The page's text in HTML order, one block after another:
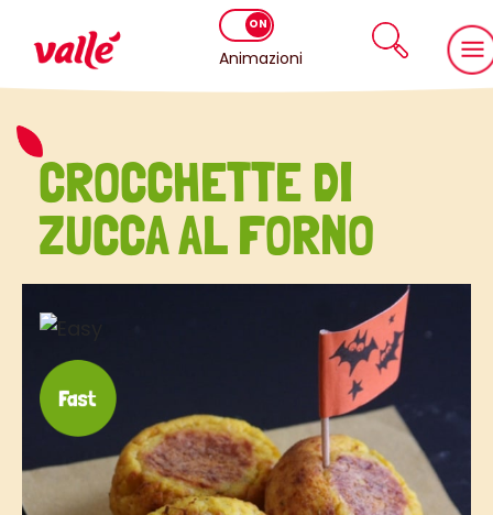
Animazioni
CROCCHETTE DI
ZUCCA AL FORNO